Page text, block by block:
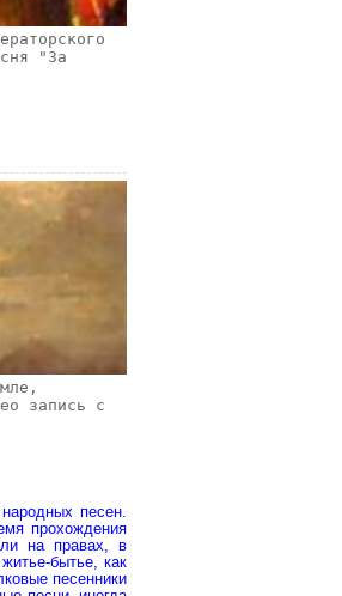
"За
запись с
песен.
прохождения
на правах, в
бытье, как
песенники